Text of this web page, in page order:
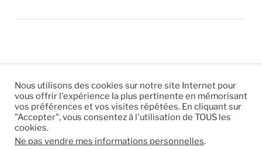
© 2026 |Mentions légales|Hébergement Eur’Net.|
RSS|sitemap
Nous utilisons des cookies sur notre site Internet pour
vous offrir l'expérience la plus pertinente en mémorisant
vos préférences et vos visites répétées. En cliquant sur
"Accepter", vous consentez à l'utilisation de TOUS les
cookies.
Ne pas vendre mes informations personnelles.